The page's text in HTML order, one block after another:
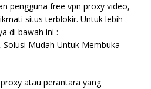
pengguna free vpn proxy video,
situs terblokir. Untuk lebih
di bawah ini :
Mudah Untuk Membuka
atau perantara yang